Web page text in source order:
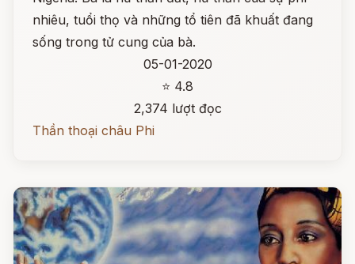
nhiêu, tuổi thọ và những tổ tiên đã khuất đang
sống trong tử cung của bà.
05-01-2020
⭐ 4.8
2,374 lượt đọc
Thần thoại châu Phi